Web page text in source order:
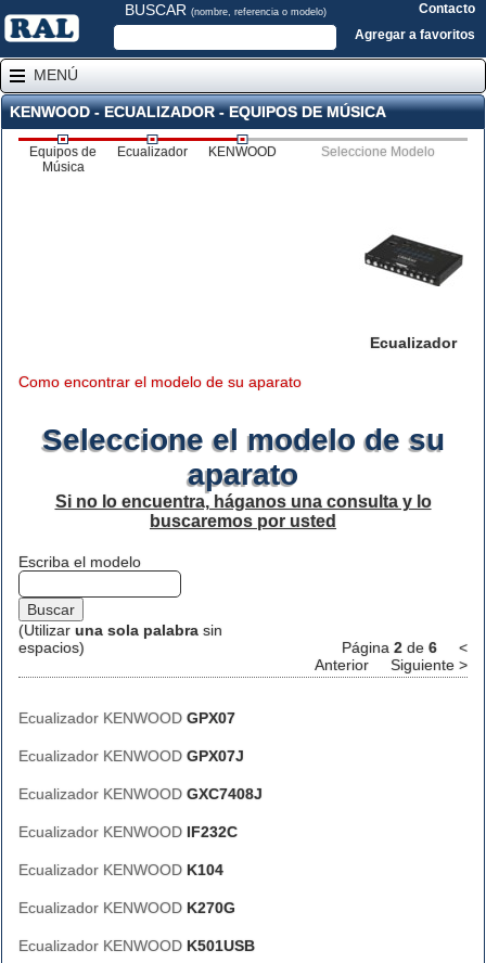
BUSCAR (nombre, referencia o modelo)
Contacto
Agregar a favoritos
MENÚ
KENWOOD - ECUALIZADOR - EQUIPOS DE MÚSICA
Equipos de
Música
Ecualizador KENWOOD Seleccione Modelo
Ecualizador
Como encontrar el modelo de su aparato
Seleccione el modelo de su
aparato
Si no lo encuentra, háganos una consulta y lo
buscaremos por usted
Escriba el modelo
(Utilizar una sola palabra sin
espacios)
Página 2 de 6
<
Anterior
Siguiente >
Ecualizador KENWOOD GPX07
Ecualizador KENWOOD GPX07J
Ecualizador KENWOOD GXC7408J
Ecualizador KENWOOD IF232C
Ecualizador KENWOOD K104
Ecualizador KENWOOD K270G
Ecualizador KENWOOD K501USB